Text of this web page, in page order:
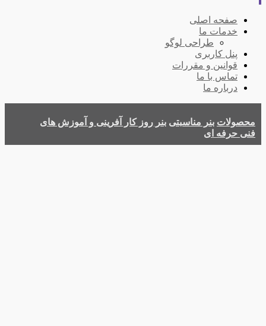
صفحه اصلی
خدمات ما
طراحی لوگو
پنل کاربری
قوانین و مقررات
تماس با ما
درباره ما
محصولات بنر مناسبتی بنر روز کار آفرینی و آموزش های
فنی حرفه ای